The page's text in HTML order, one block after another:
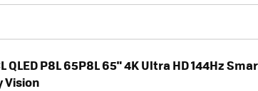
QLED P8L 65P8L 65" 4K Ultra HD 144Hz
Vision